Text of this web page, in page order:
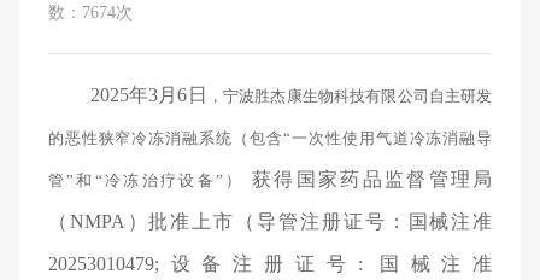
数：7674次
2025年3月6日 ，宁波胜杰康生物科技有限公司自主研发
的恶性狭窄冷冻消融系统（包含“一次性使用气道冷冻消融导
管”和“冷冻治疗设备”） 获得国家药品监督管理局
（NMPA）批准上市（导管注册证号：国械注准
20253010479;设备注册证号: 国械注准